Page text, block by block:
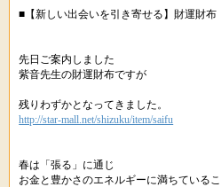
■【新しい出会いを引き寄せる】財運財布
先日ご案内しました
紫音先生の財運財布ですが
残りわずかとなってきました。
http://star-mall.net/shizuku/item/saifu
春は「張る」に通じ
お金と豊かさのエネルギーに満ちている